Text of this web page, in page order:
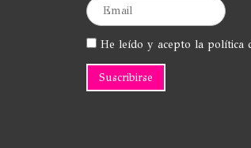
He leído y acepto la política